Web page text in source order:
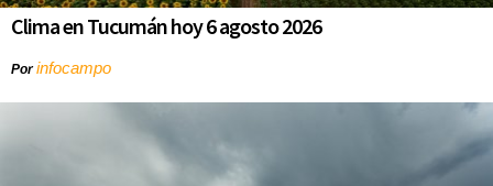
Clima en Tucumán hoy 6 agosto 2026
Porinfocampo